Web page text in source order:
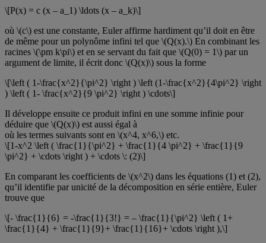
\[P(x) = c (x – a_1) \ldots (x – a_k)\]
où \(c\) est une constante, Euler affirme hardiment qu’il doit en être
de même pour un polynôme infini tel que \(Q(x).\) En combinant les
racines \(\pm k\pi\) et en se servant du fait que \(Q(0) = 1\) par un
argument de limite, il écrit donc \(Q(x)\) sous la forme
\[\left ( 1-\frac{x^2}{\pi^2} \right ) \left (1-\frac{x^2}{4\pi^2} \right
) \left ( 1- \frac{x^2}{9 \pi^2} \right ) \cdots\]
Il développe ensuite ce produit infini en une somme infinie pour
déduire que \(Q(x)\) est aussi égal à
où les termes suivants sont en \(x^4, x^6,\) etc.
\[1-x^2 \left ( \frac{1}{\pi^2} + \frac{1}{4 \pi^2} + \frac{1}{9
\pi^2} + \cdots \right ) + \cdots \: (2)\]
En comparant les coefficients de \(x^2\) dans les équations (1) et (2),
qu’il identifie par unicité de la décomposition en série entière, Euler
trouve que
\[- \frac{1}{6} = -\frac{1}{3!} = – \frac{1}{\pi^2} \left ( 1+
\frac{1}{4} + \frac{1}{9}+ \frac{1}{16}+ \cdots \right ),\]